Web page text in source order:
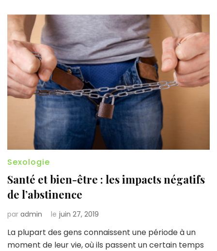
Sexologie
Santé et bien-être : les impacts négatifs
de l’abstinence
par admin le juin 27, 2019
La plupart des gens connaissent une période à un
moment de leur vie, où ils passent un certain temps